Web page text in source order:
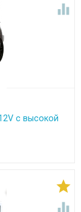

с высокой

